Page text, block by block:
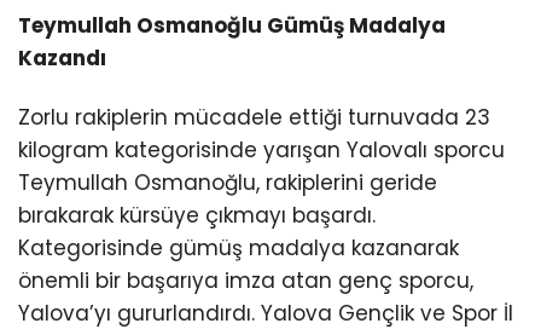
Teymullah Osmanoğlu Gümüş Madalya
Kazandı
Zorlu rakiplerin mücadele ettiği turnuvada 23
kilogram kategorisinde yarışan Yalovalı sporcu
Teymullah Osmanoğlu, rakiplerini geride
bırakarak kürsüye çıkmayı başardı.
Kategorisinde gümüş madalya kazanarak
önemli bir başarıya imza atan genç sporcu,
Yalova’yı gururlandırdı. Yalova Gençlik ve Spor İl